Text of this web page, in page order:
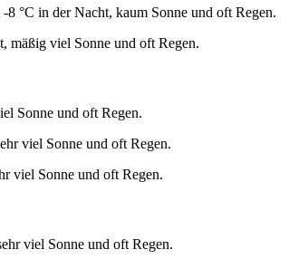
8 °C in der Nacht, kaum Sonne und oft Regen.
mäßig viel Sonne und oft Regen.
Sonne und oft Regen.
viel Sonne und oft Regen.
viel Sonne und oft Regen.
viel Sonne und oft Regen.